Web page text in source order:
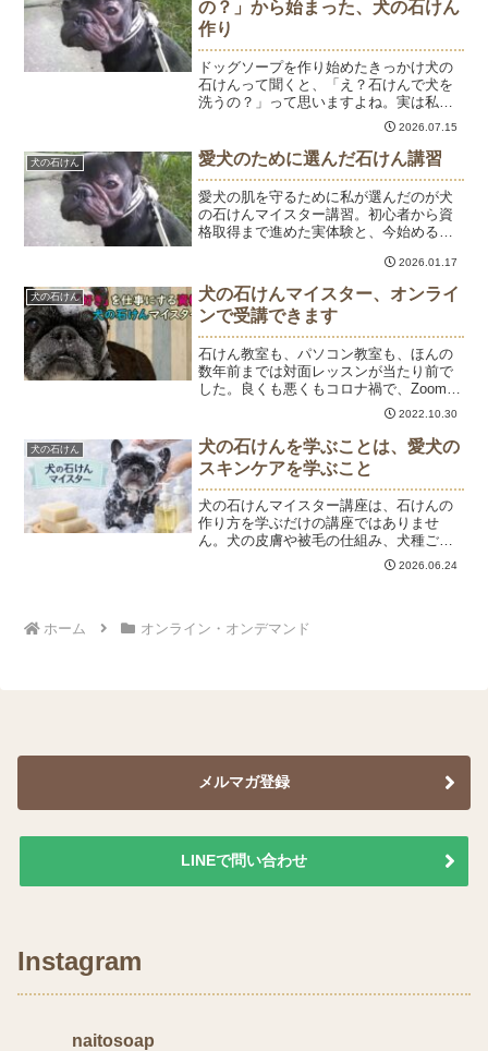
の？」から始まった、犬の石けん
作り
ドッグソープを作り始めたきっかけ犬の
石けんって聞くと、「え？石けんで犬を
洗うの？」って思いますよね。実は私も
そうでした。ドッグソープを作るように
なったきっかけは、皮膚トラブルを繰り
返していた初代愛犬ひゅうです。15年以
上前になりますが、薬用...
2026.07.15
犬の石けん 愛犬のために選んだ石けん講習
愛犬の肌を守るために私が選んだのが犬
の石けんマイスター講習。初心者から資
格取得まで進めた実体験と、今始めるの
2026.01.17
犬の石けん
犬の石けんマイスター、オンライ
ンで受講できます
石けん教室も、パソコン教室も、ほんの
数年前までは対面レッスンが当たり前で
した。良くも悪くもコロナ禍で、Zoomな
どの存在が世の中に広く知られるように
なり、オンラインレッスンも一般的にな
りました。現在、犬の石けんマイスター
資格講座は、ほとんど...
2022.10.30
犬の石けん
犬の石けんを学ぶことは、愛犬の
スキンケアを学ぶこと
犬の石けんマイスター講座は、石けんの
作り方を学ぶだけの講座ではありませ
ん。犬の皮膚や被毛の仕組み、犬種ごと
の特徴、シャンプーの考え方など、愛犬
のスキンケアに必要な知識を学ぶことが
2026.06.24
ホーム オンライン・オンデマンド
メルマガ登録
LINEで問い合わせ
Instagram
naitosoap